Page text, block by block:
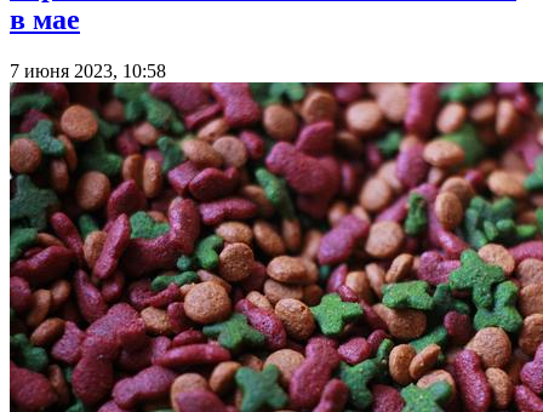
в мае
7 июня 2023, 10:58